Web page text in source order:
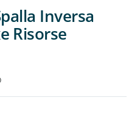
Inversa
Risorse